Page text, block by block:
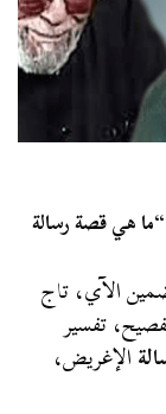
هي قصة رسالة
الآي، تاج
تفسير
الإغريض،